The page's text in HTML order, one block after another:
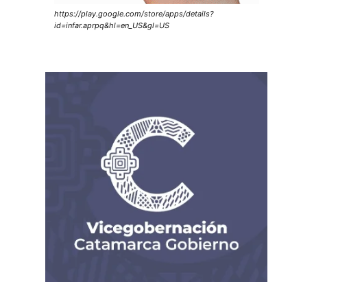
https://play.google.com/store/apps/details?
id=infar.aprpq&hl=en_US&gl=US